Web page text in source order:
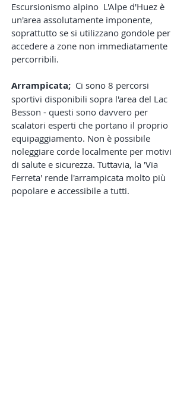
Escursionismo alpino L'Alpe d'Huez è
un'area assolutamente imponente,
soprattutto se si utilizzano gondole per
accedere a zone non immediatamente
percorribili.
Arrampicata; Ci sono 8 percorsi
sportivi disponibili sopra l'area del Lac
Besson - questi sono davvero per
scalatori esperti che portano il proprio
equipaggiamento. Non è possibile
noleggiare corde localmente per motivi
di salute e sicurezza. Tuttavia, la 'Via
Ferreta' rende l'arrampicata molto più
popolare e accessibile a tutti.